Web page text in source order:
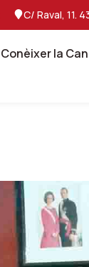
C/ Raval, 11.
Conèixer la